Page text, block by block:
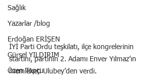
Sağlık
Yazarlar /blog
Erdoğan ERİŞEN
Gürsel YILDIRIM
Özen Topçu
İYİ Parti Ordu teşkilatı, ilçe kongrelerinin
startını, partinin 2. Adamı Enver Yılmaz’ın
memleketi Ulubey’den verdi.